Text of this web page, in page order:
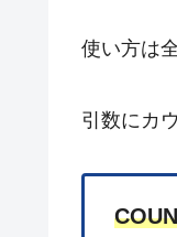
使い方は
引数にカ